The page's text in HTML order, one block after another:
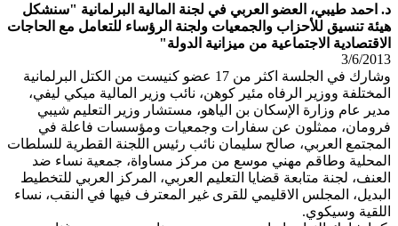
د. احمد طيبي، العضو العربي في لجنة المالية البرلمانية "سنشكل
هيئة تنسيق للأحزاب والجمعيات ولجنة الرؤساء للتعامل مع الحاجات
الاقتصادية الاجتماعية من ميزانية الدولة"
3/6/2013
وشارك في الجلسة اكثر من 17 عضو كنيست من الكتل البرلمانية
المختلفة ووزير الرفاه مئير كوهن، نائب وزير المالية ميكي ليفي،
مدير عام وزارة الإسكان بن الياهو، مستشار وزير التعليم شيبي
فرومان، ممثلون عن سفارات وجمعيات ومؤسسات فاعلة في
المجتمع العربي، صالح سليمان نائب رئيس اللجنة القطرية للسلطات
المحلية وطاقم مهني موسع من مركز مساواة، جمعية نساء ضد
العنف، لجنة متابعة قضايا التعليم العربي، المركز العربي للتخطيط
البديل، المجلس الاقليمي للقرى غير المعترف فيها في النقب، نساء
اللقية وسيكوي.